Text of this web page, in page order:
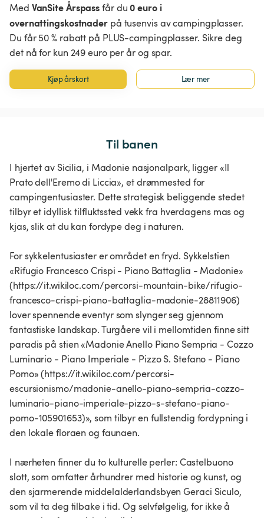
Med VanSite Årspassfår du0 euro i
overnattingskostnaderpå tusenvis av campingplasser.
Du får 50 % rabatt på PLUS-campingplasser. Sikre deg
det nå for kun 249 euro per år og spar.
Kjøp årskort Lær mer
Til banen
I hjertet av Sicilia, i Madonie nasjonalpark, ligger «Il
Prato dell'Eremo di Liccia», et drømmested for
campingentusiaster. Dette strategisk beliggende stedet
tilbyr et idyllisk tilfluktssted vekk fra hverdagens mas og
kjas, slik at du kan fordype deg i naturen.
For sykkelentusiaster er området en fryd. Sykkelstien
«Rifugio Francesco Crispi - Piano Battaglia - Madonie»
(https://it.wikiloc.com/percorsi-mountain-bike/rifugio-
francesco-crispi-piano-battaglia-madonie-28811906)
lover spennende eventyr som slynger seg gjennom
fantastiske landskap. Turgåere vil i mellomtiden finne sitt
paradis på stien «Madonie Anello Piano Sempria - Cozzo
Luminario - Piano Imperiale - Pizzo S. Stefano - Piano
Pomo» (https://it.wikiloc.com/percorsi-
escursionismo/madonie-anello-piano-sempria-cozzo-
luminario-piano-imperiale-pizzo-s-stefano-piano-
pomo-105901653)», som tilbyr en fullstendig fordypning i
den lokale floraen og faunaen.
I nærheten finner du to kulturelle perler: Castelbuono
slott, som omfatter århundrer med historie og kunst, og
den sjarmerende middelalderlandsbyen Geraci Siculo,
som vil ta deg tilbake i tid. Og selvfølgelig, for ikke å